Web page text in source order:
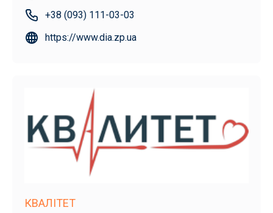
+38 (093) 111-03-03
https://www.dia.zp.ua
КВАЛІТЕТ